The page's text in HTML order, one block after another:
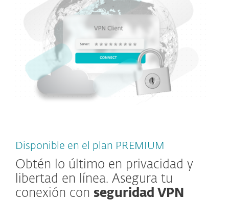
Disponible en el plan PREMIUM
Obtén lo último en privacidad y
libertad en línea. Asegura tu
conexión con seguridad VPN